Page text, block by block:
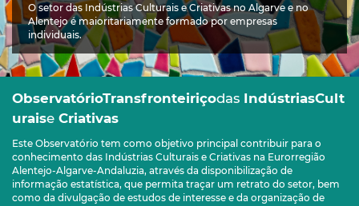
O setor das Indústrias Culturais e Criativas no Algarve e no
Alentejo é maioritariamente formado por empresas
individuais.
ObservatórioTransfronteiriçodas IndústriasCult
uraise Criativas
Este Observatório tem como objetivo principal contribuir para o
conhecimento das Indústrias Culturais e Criativas na Eurorregião
Alentejo-Algarve-Andaluzia, através da disponibilização de
informação estatística, que permita traçar um retrato do setor, bem
como da divulgação de estudos de interesse e da organização de